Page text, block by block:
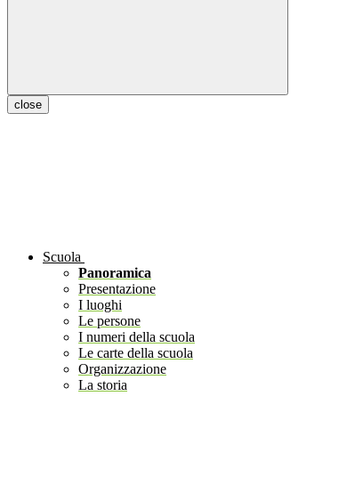
close
Scuola
Panoramica
Presentazione
I luoghi
Le persone
I numeri della scuola
Le carte della scuola
Organizzazione
La storia